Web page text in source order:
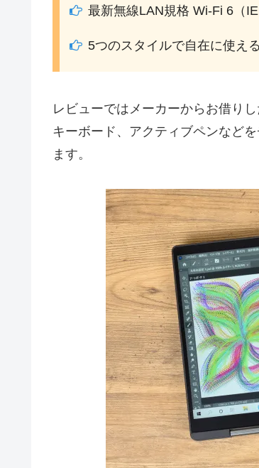
最新無線LAN規格 Wi-Fi 6（
5つのスタイルで自在に使える
レビューではメーカーからお借り
キーボード、アクティブペンなど
ます。